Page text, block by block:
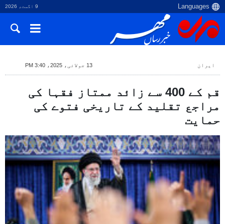
9 اگست، 2026
ایران 13 جولائی، 2025، 3:40 PM
قم کے 400 سے زائد ممتاز فقہا کی
مراجع تقلید کے تاریخی فتوے کی
حمایت